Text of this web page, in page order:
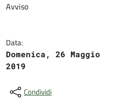
Avviso
Data:
Domenica, 26 Maggio
2019
Condividi